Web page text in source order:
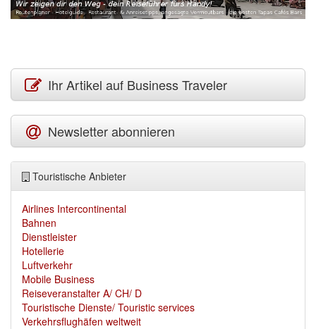
Ihr Artikel auf Business Traveler
Newsletter abonnieren
Touristische Anbieter
Airlines Intercontinental
Bahnen
Dienstleister
Hotellerie
Luftverkehr
Mobile Business
Reiseveranstalter A/ CH/ D
Touristische Dienste/ Touristic services
Verkehrsflughäfen weltweit